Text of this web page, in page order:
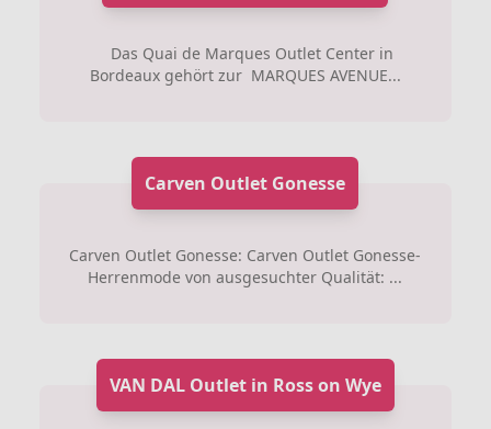
Das Quai de Marques Outlet Center in
Bordeaux gehört zur MARQUES AVENUE...
Carven Outlet Gonesse
Carven Outlet Gonesse: Carven Outlet Gonesse-
Herrenmode von ausgesuchter Qualität: ...
VAN DAL Outlet in Ross on Wye